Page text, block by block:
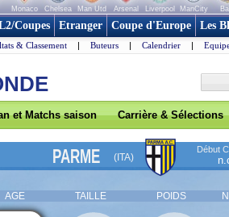
Monaco Chelsea Man Utd Arsenal Liverpool ManCity
Coupes Etranger Coupe d'Europe Les
& Classement | Buteurs | Calendrier |
et Matchs saison Carrière & Sélections
PARME (ITA)
Début
AGE TAILLE POIDS